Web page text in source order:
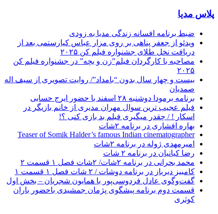
پلاس مدیا
ضبط برنامه افسانه زندگی مدیا به زودی
ویدئو از جعفر پناهی بر روی مزار عباس کیارستمی بعد از
دریافت نخل طلای جشنواره فیلم کن ۲۰۲۵
مصاحبه با کارگردان فیلم”زن و بچه” در جشنواره فیلم کن
۲۰۲۵
بیست و چهار سال بدون “بامداد”/ روایت تصویری از سیف اله
صمدیان
برنامه برمودا دوشنبه ۲۸ اسفند با حضور ایرج حسابی
فیلم عجیب ترین سوال مهران مدیری از خانم بازیگر در
اسکار ! / چقدر میگیری فیلم بد بازی کنی ؟!
بهاره افشاری در برنامه ۲شات
Teaser of Somik Halder’s famous Indian cinematographer
امیرمهدی ژوله در برنامه ۲شات
رضا کیانیان در برنامه ۲ شات
محمد بحرانی در برنامه ۲شات/ ۲شات فصل ۱ قسمت ۲
کامبیز دیرباز در برنامه دوشات / ۲ شات فصل ۱ قسمت ۱
گفت‌وگوی عادل فردوسی‌پور با همایون شجریان – بخش اول
قسمت دوم برنامه پیشگوی پژمان جمشیدی باحضور باران
کوثری